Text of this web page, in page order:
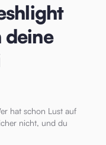
hat schon Lust auf
nicht, und du